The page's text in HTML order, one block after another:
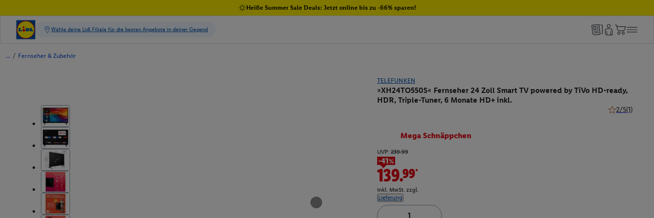
Heiße Summer Sale Deals: Jetzt online bis zu -66% sparen!
/ Fernseher & Zubehör
TELEFUNKEN
»XH24TO550S« Fernseher 24 Zoll Smart TV powered by TiVo HD-ready,
HDR, Triple-Tuner, 6 Monate HD+ inkl.
2/5(1)
Mega Schnäppchen
UVP: 239.99
-41%
139.99*
inkl. MwSt. zzgl.
Lieferung